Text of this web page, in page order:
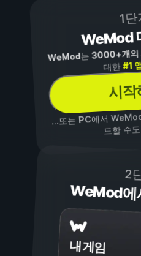
1단
WeMod
WeMod는3000+개의
대한#1
시작
...또는PC에서
드할 수
2
WeMod에
내 게임